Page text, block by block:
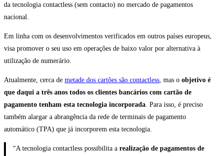
da tecnologia contactless (sem contacto) no mercado de pagamentos
nacional.
Em linha com os desenvolvimentos verificados em outros países europeus,
visa promover o seu uso em operações de baixo valor por alternativa à
utilização de numerário.
Atualmente, cerca de metade dos cartões são contactless , mas o objetivo é
que daqui a três anos todos os clientes bancários com cartão de
pagamento tenham esta tecnologia incorporada . Para isso, é preciso
também alargar a abrangência da rede de terminais de pagamento
automático (TPA) que já incorporem esta tecnologia.
“A tecnologia contactless possibilita a realização de pagamentos de